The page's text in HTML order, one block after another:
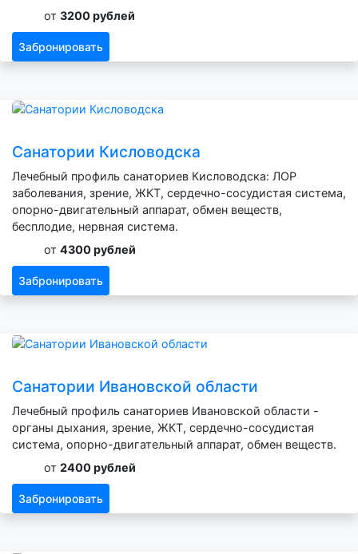
от 3200 рублей
Забронировать
Санатории Кисловодска
Лечебный профиль санаториев Кисловодска: ЛОР
заболевания, зрение, ЖКТ, сердечно-сосудистая система,
опорно-двигательный аппарат, обмен веществ,
бесплодие, нервная система.
от 4300 рублей
Забронировать
Санатории Ивановской области
Лечебный профиль санаториев Ивановской области -
органы дыхания, зрение, ЖКТ, сердечно-сосудистая
система, опорно-двигательный аппарат, обмен веществ.
от 2400 рублей
Забронировать